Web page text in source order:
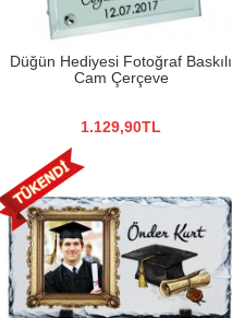
Düğün Hediyesi Fotoğraf Baskılı
Cam Çerçeve
1.129,90TL